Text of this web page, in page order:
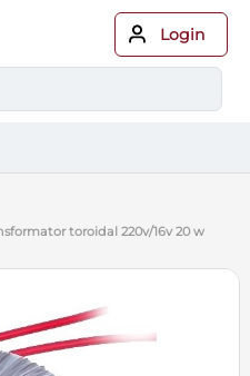
Login
toroidal 220v/16v 20 w